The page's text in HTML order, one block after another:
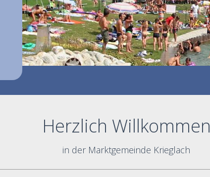
Herzlich Willkommen
in der Marktgemeinde Krieglach